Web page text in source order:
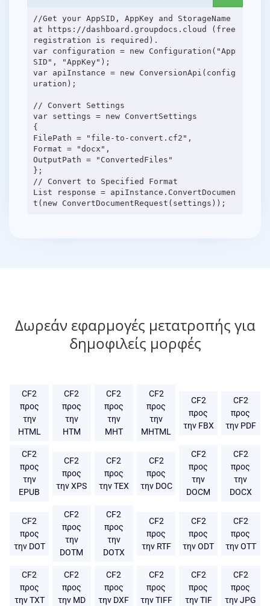
//Get your AppSID, AppKey and StorageName
at https://dashboard.groupdocs.cloud (free
registration is required).
var configuration = new Configuration("App
SID", "AppKey");
var apiInstance = new ConversionApi(config
uration);
// Convert Settings
var settings = new ConvertSettings
{
FilePath = "file-to-convert.cf2",
Format = "docx",
OutputPath = "ConvertedFiles"
};
// Convert to Specified Format
List response = apiInstance.ConvertDocumen
Δωρεάν εφαρμογές μετατροπής για
δημοφιλείς μορφές
CF2
προς
την
HTML
CF2
προς
την
HTM
CF2
προς
την
MHT
CF2
προς
την
MHTML
CF2
προς
την FBX
CF2
προς
την PDF
CF2
προς
την
EPUB
CF2
προς
την XPS
CF2
προς
την TEX
CF2
προς
την DOC
CF2
προς
την
DOCM
CF2
προς
την
DOCX
CF2
προς
την DOT
CF2
προς
την
DOTM
CF2
προς
την
DOTX
CF2
προς
την RTF
CF2
προς
την ODT
CF2
προς
την OTT
CF2
προς
την TXT
CF2
προς
την MD
CF2
προς
την DXF
CF2
προς
την TIFF
CF2
προς
την TIF
CF2
προς
την JPG